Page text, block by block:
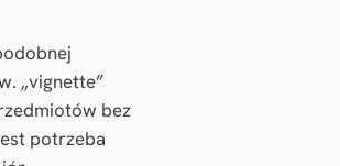
„vignette”
bez
potrzeba